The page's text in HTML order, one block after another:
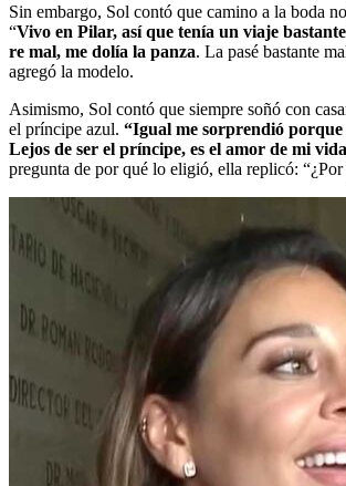
Sin embargo, Sol contó que camino a la boda
“Vivo en Pilar, así que tenía un viaje
re mal, me dolía la panza. La pasé bastante
agregó la modelo.
Asimismo, Sol contó que siempre soñó con
el príncipe azul. “Igual me sorprendió
Lejos de ser el príncipe, es el amor de mi
pregunta de por qué lo eligió, ella replicó: “¿Por